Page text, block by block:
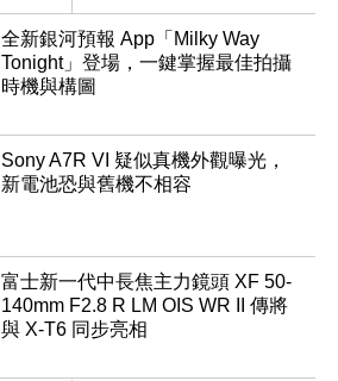
製
全新銀河預報 App「Milky Way
Tonight」登場，一鍵掌握最佳拍攝
時機與構圖
Sony A7R VI 疑似真機外觀曝光，
新電池恐與舊機不相容
富士新一代中長焦主力鏡頭 XF 50-
140mm F2.8 R LM OIS WR II 傳將
與 X-T6 同步亮相